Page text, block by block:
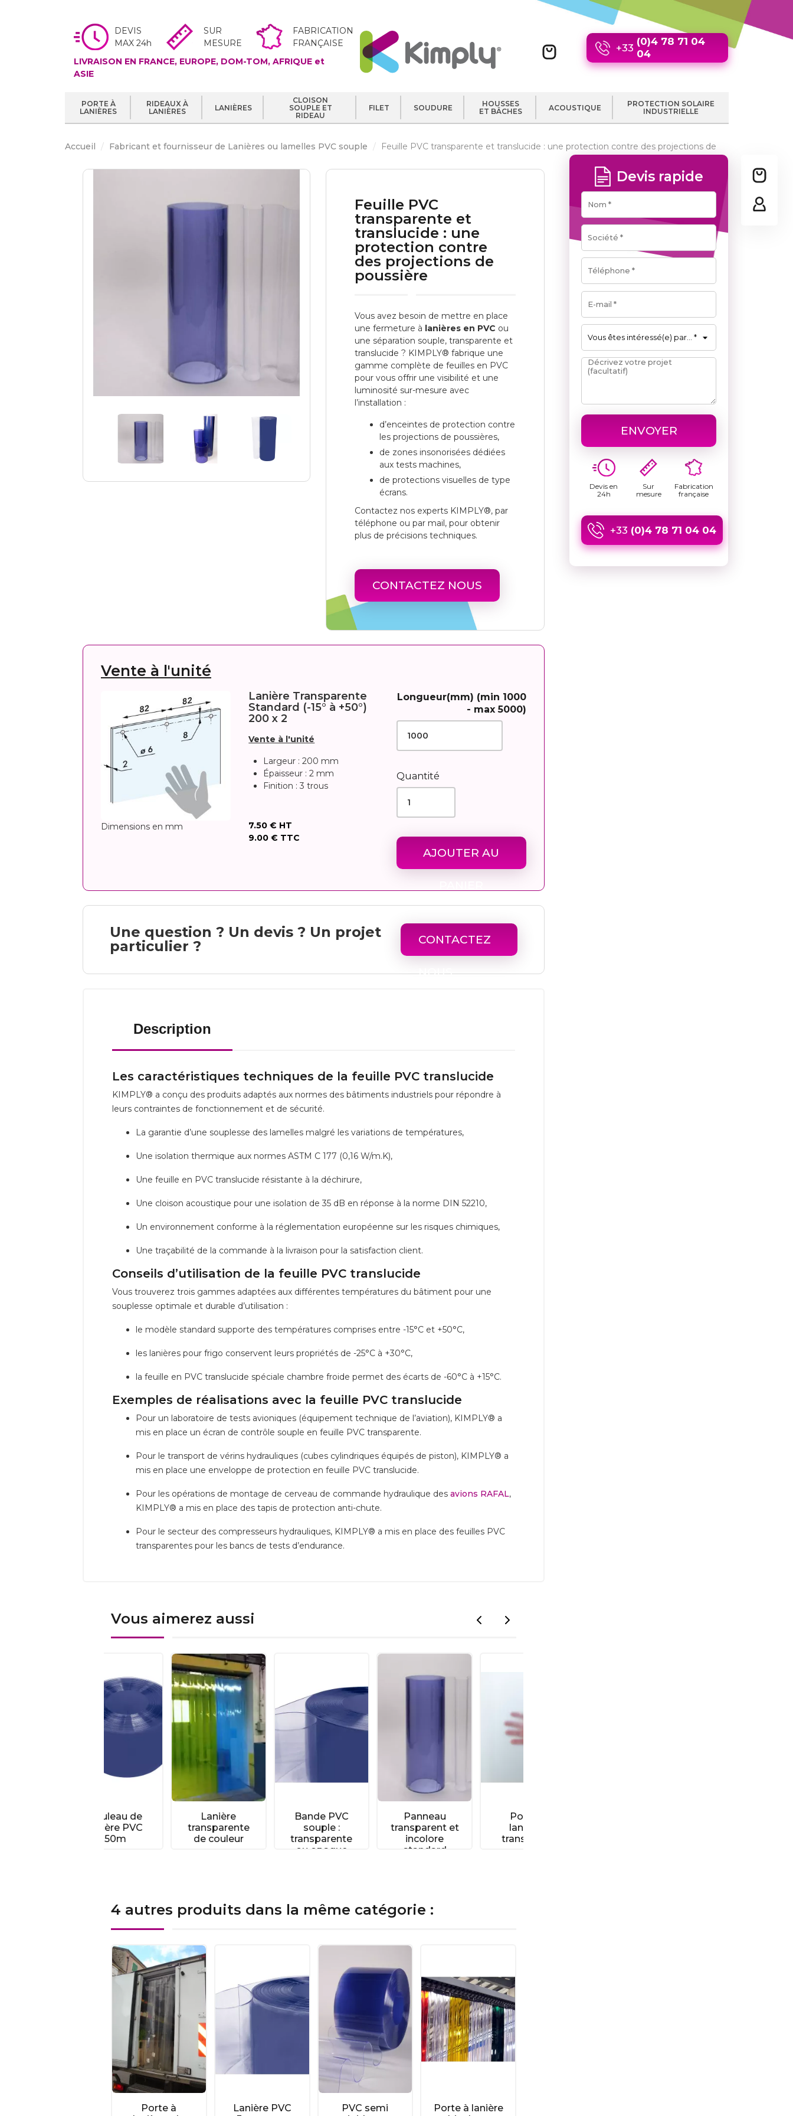
DEVIS
MAX 24h
SUR
MESURE
FABRICATION
FRANÇAISE
LIVRAISON EN FRANCE, EUROPE, DOM-TOM, AFRIQUE et
ASIE
+33
(0)4 78 71 04
04
PORTE À
LANIÈRES
RIDEAUX À
LANIÈRES
LANIÈRES
CLOISON
SOUPLE ET
RIDEAU
FILET SOUDURE
HOUSSES
ET BÂCHES
ACOUSTIQUE
PROTECTION SOLAIRE
INDUSTRIELLE
Accueil Fabricant et fournisseur de Lanières ou lamelles PVC souple
Feuille PVC transparente et translucide : une protection contre des projections de
Feuille PVC
transparente et
translucide : une
protection contre
des projections de
poussière
Vous avez besoin de mettre en place
une fermeture à lanières en PVC ou
une séparation souple, transparente et
translucide ? KIMPLY® fabrique une
gamme complète de feuilles en PVC
pour vous offrir une visibilité et une
luminosité sur-mesure avec
l’installation :
d’enceintes de protection contre
les projections de poussières,
de zones insonorisées dédiées
aux tests machines,
de protections visuelles de type
écrans.
Contactez nos experts KIMPLY®, par
téléphone ou par mail, pour obtenir
plus de précisions techniques.
CONTACTEZ NOUS
Vente à l'unité
Dimensions en mm
Lanière Transparente
Standard (-15° à +50°)
200 x 2
Vente à l'unité
Largeur : 200 mm
Épaisseur : 2 mm
Finition : 3 trous
7.50 € HT
9.00 € TTC
Longueur(mm) (min 1000
- max 5000)
Quantité
AJOUTER AU
Une question ? Un devis ? Un projet
particulier ?
CONTACTEZ
NOUS
Description
Les caractéristiques techniques de la feuille PVC translucide
KIMPLY® a conçu des produits adaptés aux normes des bâtiments industriels pour répondre à
leurs contraintes de fonctionnement et de sécurité.
La garantie d’une souplesse des lamelles malgré les variations de températures,
Une isolation thermique aux normes ASTM C 177 (0,16 W/m.K),
Une feuille en PVC translucide résistante à la déchirure,
Une cloison acoustique pour une isolation de 35 dB en réponse à la norme DIN 52210,
Un environnement conforme à la réglementation européenne sur les risques chimiques,
Une traçabilité de la commande à la livraison pour la satisfaction client.
Conseils d’utilisation de la feuille PVC translucide
Vous trouverez trois gammes adaptées aux différentes températures du bâtiment pour une
souplesse optimale et durable d’utilisation :
le modèle standard supporte des températures comprises entre -15°C et +50°C,
les lanières pour frigo conservent leurs propriétés de -25°C à +30°C,
la feuille en PVC translucide spéciale chambre froide permet des écarts de -60°C à +15°C.
Exemples de réalisations avec la feuille PVC translucide
Pour un laboratoire de tests avioniques (équipement technique de l’aviation), KIMPLY® a
mis en place un écran de contrôle souple en feuille PVC transparente.
Pour le transport de vérins hydrauliques (cubes cylindriques équipés de piston), KIMPLY® a
mis en place une enveloppe de protection en feuille PVC translucide.
Pour les opérations de montage de cerveau de commande hydraulique des avions RAFAL,
KIMPLY® a mis en place des tapis de protection anti-chute.
Pour le secteur des compresseurs hydrauliques, KIMPLY® a mis en place des feuilles PVC
transparentes pour les bancs de tests d’endurance.
Vous aimerez aussi
Lanière
transparente
Bande PVC
souple :
transparente
Panneau
transparent et
incolore
standard
lanières
translucide
4 autres produits dans la même catégorie :
Porte à
Lanière PVC
PVC semi
Porte à lanière
Devis rapide
ENVOYER
Devis en
24h
Sur
mesure
Fabrication
française
+33 (0)4 78 71 04 04